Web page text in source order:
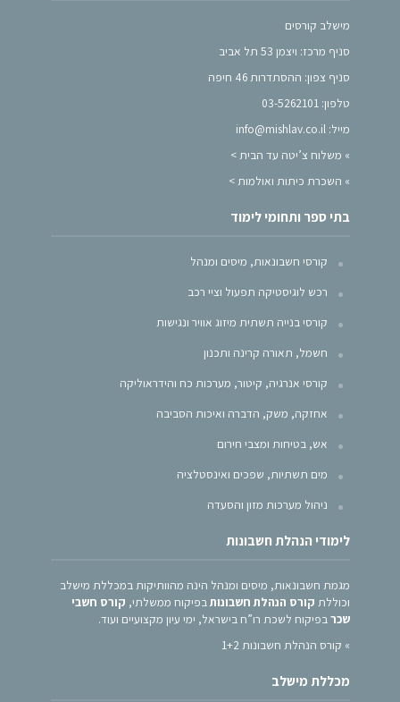
מישלב קורסים
סניף מרכז: ויצמן 53 תל אביב
סניף צפון: ההסתדרות 46 חיפה
טלפון: 03-5262101
מייל: info@mishlav.co.il
» משלוח צ’יטה עד הבית >
» השכרת כיתות ואולמות >
בתי ספר ותחומי לימוד
קורסי חשבונאות, מיסים ומנהל
רכש לוגיסטיקה תפעול וציי רכב
קורסי בנייה תשתית מיזוג אוויר ונגישות
חשמל, תאורה קרינה ותכנון
קורסי אנרגיה, קיטור, מערכות כח והידראוליקה
אחזקה, משק, הדברה ואיכות הסביבה
אש, בטיחות ומצבי חירום
מים תשתיות, שפכים ואינסטלציה
ניהול מערכות מזון והסעדה
לימודי הנהלת חשבונות
מגמת חשבונאות, מיסים ומנהל הינה מהוותיקות במכללת מישלב
וכוללת קורס הנהלת חשבונותבפיקוח ממשלתי, קורס חשבי
שכרבפיקוח לשכת רו”ח בישראל, ימי עיון מקצועיים ועוד.
» קורס הנהלת חשבונות 1+2
מכללת מישלב